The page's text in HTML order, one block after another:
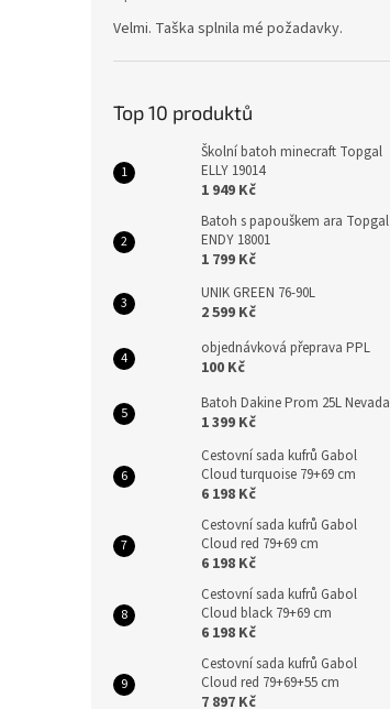
Velmi. Taška splnila mé požadavky.
Top 10 produktů
Školní batoh minecraft Topgal
ELLY 19014
1 949 Kč
Batoh s papouškem ara Topgal
ENDY 18001
1 799 Kč
UNIK GREEN 76-90L
2 599 Kč
objednávková přeprava PPL
100 Kč
Batoh Dakine Prom 25L Nevada
1 399 Kč
Cestovní sada kufrů Gabol
Cloud turquoise 79+69 cm
6 198 Kč
Cestovní sada kufrů Gabol
Cloud red 79+69 cm
6 198 Kč
Cestovní sada kufrů Gabol
Cloud black 79+69 cm
6 198 Kč
Cestovní sada kufrů Gabol
Cloud red 79+69+55 cm
7 897 Kč